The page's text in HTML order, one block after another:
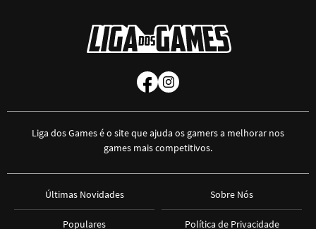
Liga dos Games é o site que ajuda os gamers a melhorar nos
games mais competitivos.
Últimas Novidades
Populares
Sobre Nós
Política de Privacidade